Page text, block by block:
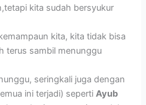
kita sudah bersyukur
kita, kita tidak bisa
terus sambil menunggu
seringkali juga dengan
ini terjadi) sepertiAyub